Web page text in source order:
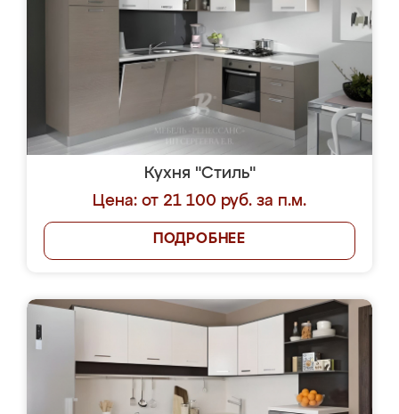
Кухня "Стиль"
Цена: от 21 100 руб. за п.м.
ПОДРОБНЕЕ